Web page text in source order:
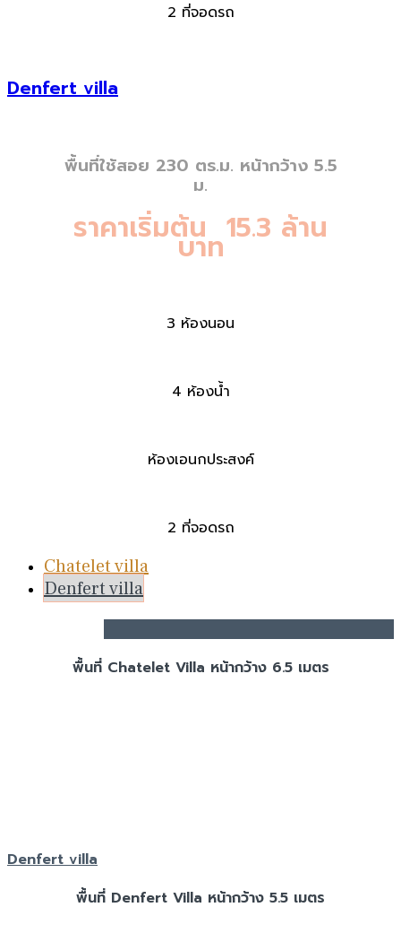
2 ที่จอดรถ
Denfert villa
พื้นที่ใช้สอย 230 ตร.ม. หน้ากว้าง 5.5
ม.
ราคาเริ่มต้น 15.3 ล้าน
บาท
3 ห้องนอน
4 ห้องน้ำ
ห้องเอนกประสงค์
2 ที่จอดรถ
Chatelet villa
Denfert villa
พื้นที่ Chatelet Villa หน้ากว้าง 6.5 เมตร
Denfert villa
พื้นที่ Denfert Villa หน้ากว้าง 5.5 เมตร